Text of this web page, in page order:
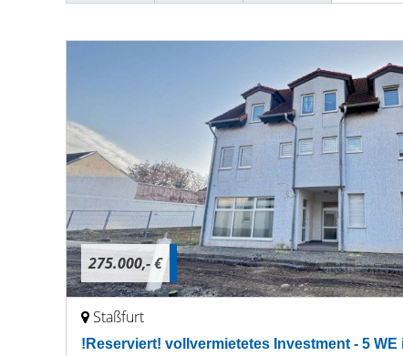
275.000,- €
Staßfurt
!Reserviert! vollvermietetes Investment - 5